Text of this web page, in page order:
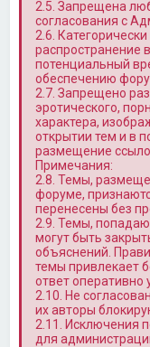
2.5. Запрещена
согласования с
2.6.
распространение
потенциальный
обеспечению
2.7. Запрещено
эротического,
характера,
открытии тем и в
размещение
Примечания:
2.8. Темы,
форуме,
перенесены без
2.9. Темы,
могут быть
объяснений.
темы привлекает
ответ оперативно
2.10. Не
их авторы
2.11. Исключения
для